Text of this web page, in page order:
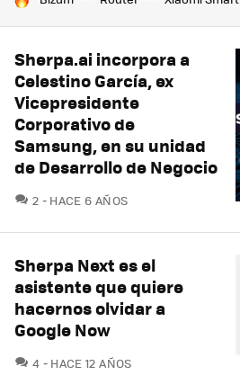
Sherpa.ai incorpora a
Celestino García, ex
Vicepresidente
Corporativo de
Samsung, en su unidad
de Desarrollo de Negocio
2 COMENTARIOS
HACE 6 AÑOS
Sherpa Next es el
asistente que quiere
hacernos olvidar a
Google Now
4 COMENTARIOS
HACE 12 AÑOS